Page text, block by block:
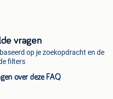
vragen
op je zoekopdracht en de
filters
over deze FAQ